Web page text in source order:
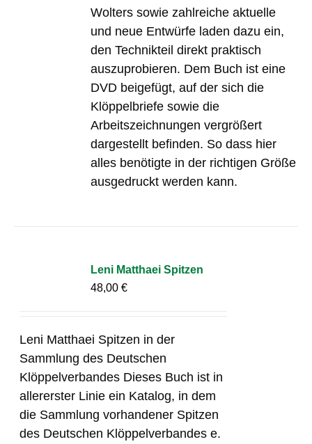
Wolters sowie zahlreiche aktuelle
und neue Entwürfe laden dazu ein,
den Technikteil direkt praktisch
auszuprobieren. Dem Buch ist eine
DVD beigefügt, auf der sich die
Klöppelbriefe sowie die
Arbeitszeichnungen vergrößert
dargestellt befinden. So dass hier
alles benötigte in der richtigen Größe
ausgedruckt werden kann.
Leni Matthaei Spitzen
48,00€
Leni Matthaei Spitzen in der
Sammlung des Deutschen
Klöppelverbandes Dieses Buch ist in
allererster Linie ein Katalog, in dem
die Sammlung vorhandener Spitzen
des Deutschen Klöppelverbandes e.